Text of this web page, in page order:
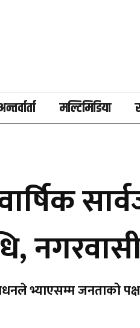
मल्टिमिडिया
साधनले भ्याएसम्म जनताको